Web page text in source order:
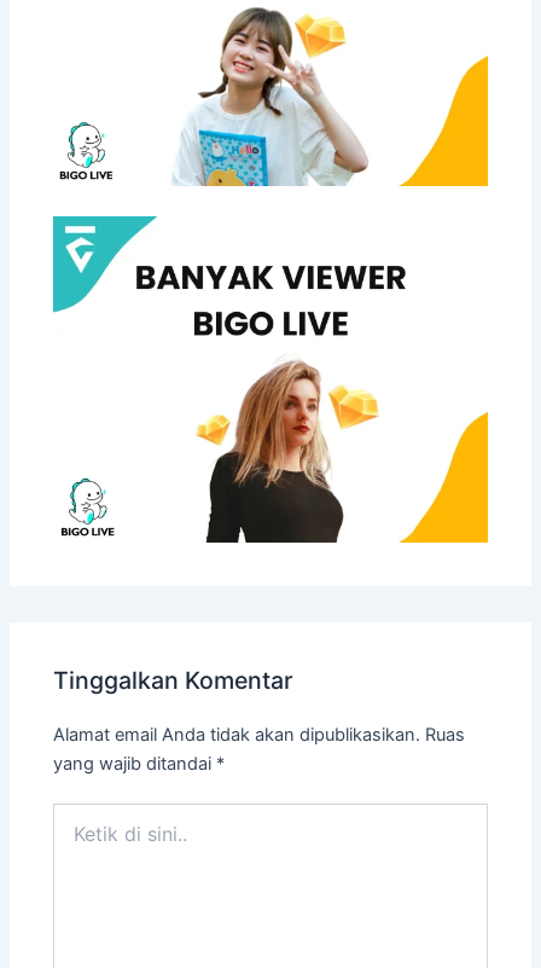
Tinggalkan Komentar
Alamat email Anda tidak akan dipublikasikan. Ruas
yang wajib ditandai *